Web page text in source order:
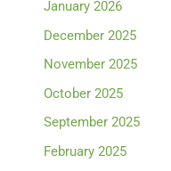
January 2026
December 2025
November 2025
October 2025
September 2025
February 2025